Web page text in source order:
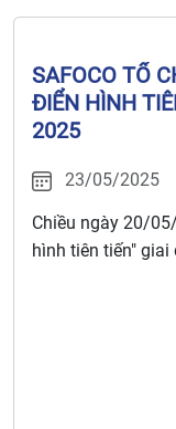
SAFOCO TỔ
ĐIỂN HÌNH TIÊN TIẾN
2025
23/05/2025
Chiều ngày 20/
hình tiên tiến"